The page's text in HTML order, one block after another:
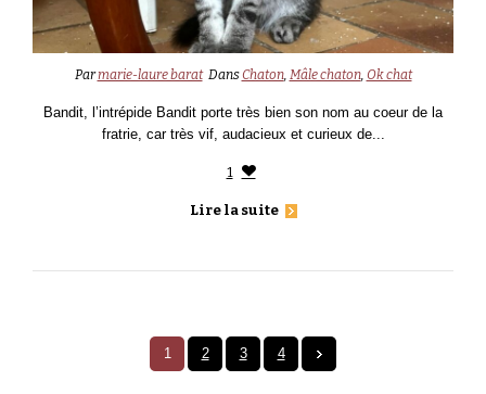
Parmarie-laure barat DansChaton, Mâle chaton, Ok chat
Bandit, l’intrépide Bandit porte très bien son nom au coeur de la
fratrie, car très vif, audacieux et curieux de...
1
Lire la suite
1 2 3 4